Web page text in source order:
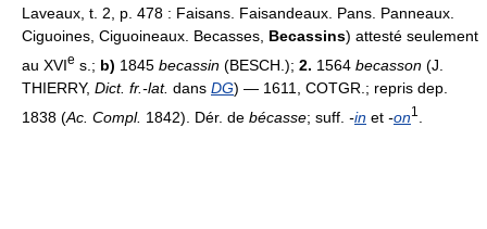
Laveaux, t. 2, p. 478 : Faisans. Faisandeaux. Pans. Panneaux.
Ciguoines, Ciguoineaux. Becasses, Becassins) attesté seulement
au XVIe s.; b) 1845 becassin (BESCH.); 2. 1564 becasson (J.
THIERRY, Dict. fr.-lat. dans DG) — 1611, COTGR.; repris dep.
1838 (Ac. Compl. 1842). Dér. de bécasse; suff. -in et -on1